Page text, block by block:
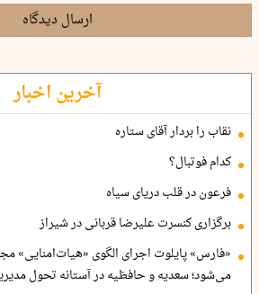
ارسال دیدگاه
آخرین اخبار
نقاب را بردار آقای ستاره
کدام فوتبال؟
فرعون در قلب دریای سیاه
برگزاری کنسرت علیرضا قربانی در شیراز
«فارس» پایلوت اجرای الگوی «هیات‌امنایی»
می‌شود؛ سعدیه و حافظیه در آستانه تحول